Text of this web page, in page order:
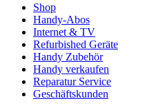
Shop
Handy-Abos
Internet & TV
Refurbished Geräte
Handy Zubehör
Handy verkaufen
Reparatur Service
Geschäftskunden